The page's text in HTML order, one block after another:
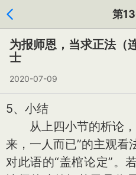
第
为报师恩，当求正法
士
2020-07-09
5、小结
从上四小节的析论，
来，一人而已”的主观看
对此语的“盖棺论定”。